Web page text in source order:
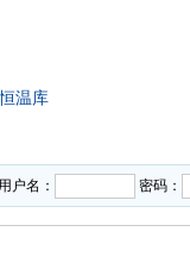
温库
用户名： 密码：